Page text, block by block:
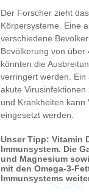
Der Forscher zieht
Körpersysteme. Eine
verschiedene
Bevölkerung von
könnten die
verringert werden. Ein
akute
und Krankheiten kann
eingesetzt werden.
Unser Tipp: Vitamin
Immunsystem. Die
und Magnesium
mit den Omega-3-
Immunsystems